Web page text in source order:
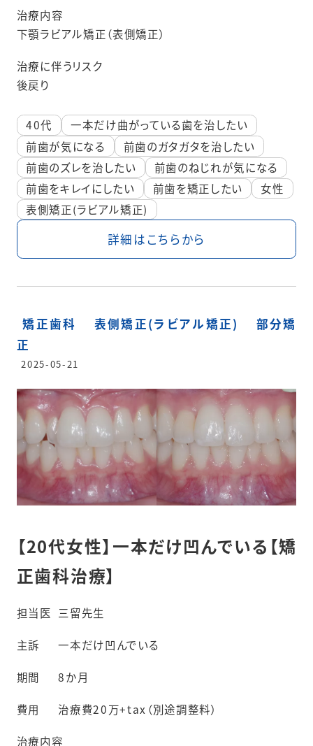
治療内容
下顎ラビアル矯正（表側矯正）
治療に伴うリスク
後戻り
40代
一本だけ曲がっている歯を治したい
前歯が気になる
前歯のガタガタを治したい
前歯のズレを治したい
前歯のねじれが気になる
前歯をキレイにしたい
前歯を矯正したい
女性
表側矯正(ラビアル矯正)
詳細はこちらから
矯正歯科 表側矯正(ラビアル矯正)
部分矯
正
2025-05-21
【20代女性】一本だけ凹んでいる【矯
正歯科治療】
担当医 三留先生
主訴 一本だけ凹んでいる
期間 8か月
費用 治療費20万+tax（別途調整料）
治療内容